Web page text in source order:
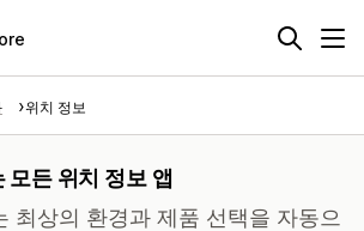
위치 정보
모든 위치 정보 앱
최상의 환경과 제품 선택을 자동으